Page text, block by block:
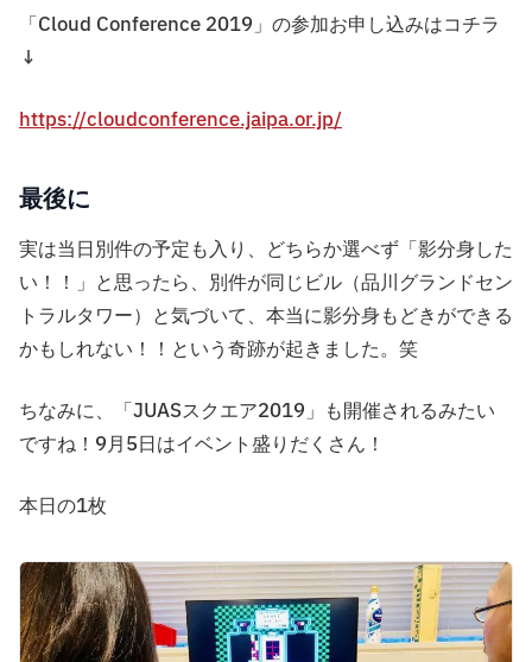
「Cloud Conference 2019」の参加お申し込みはコチラ
↓
https://cloudconference.jaipa.or.jp/
最後に
実は当日別件の予定も入り、どちらか選べず「影分身した
い！！」と思ったら、別件が同じビル（品川グランドセン
トラルタワー）と気づいて、本当に影分身もどきができる
かもしれない！！という奇跡が起きました。笑
ちなみに、「JUASスクエア2019」も開催されるみたい
ですね！9月5日はイベント盛りだくさん！
本日の1枚